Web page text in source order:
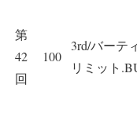
第
42
回
100
3rd/バーテ
リミット